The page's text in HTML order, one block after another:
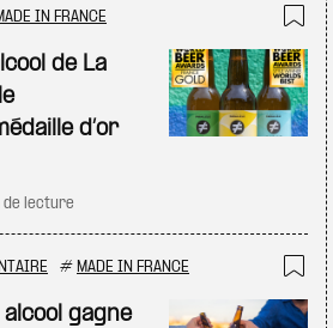
IN FRANCE
de La
d’or
de lecture
# MADE IN FRANCE
gagne